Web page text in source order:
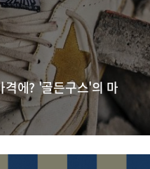
격에? '골든구스'의 마